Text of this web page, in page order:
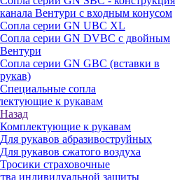
канала Вентури c входным конусом
Сопла серии GN UBC XL
Сопла серии GN DVBC с двойным
Вентури
Сопла серии GN GBC (вставки в
рукав)
Специальные сопла
к рукавам
Назад
Комплектующие к рукавам
Для рукавов абразивоструйных
Для рукавов сжатого воздуха
Тросики страховочные
индивидуальной защиты